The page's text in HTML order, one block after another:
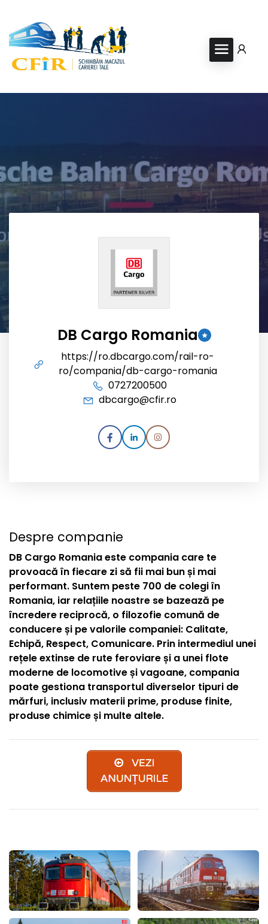
DB Cargo Romania
https://ro.dbcargo.com/rail-ro-
ro/compania/db-cargo-romania
0727200500
dbcargo@cfir.ro
Despre companie
DB Cargo Romania este compania care te
provoacă în fiecare zi să fii mai bun și mai
performant. Suntem peste 700 de colegi în
Romania, iar relațiile noastre se bazează pe
încredere reciprocă, o filozofie comună de
conducere și pe valorile companiei: Calitate,
Echipă, Respect, Comunicare. Prin intermediul unei
rețele extinse de rute feroviare și a unei flote
moderne de locomotive și vagoane, compania
poate gestiona transportul diverselor tipuri de
mărfuri, inclusiv materii prime, produse finite,
produse chimice și multe altele.